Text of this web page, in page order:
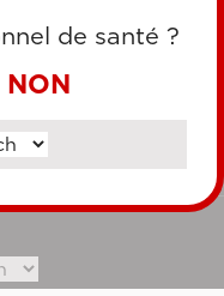
de santé ?
NON